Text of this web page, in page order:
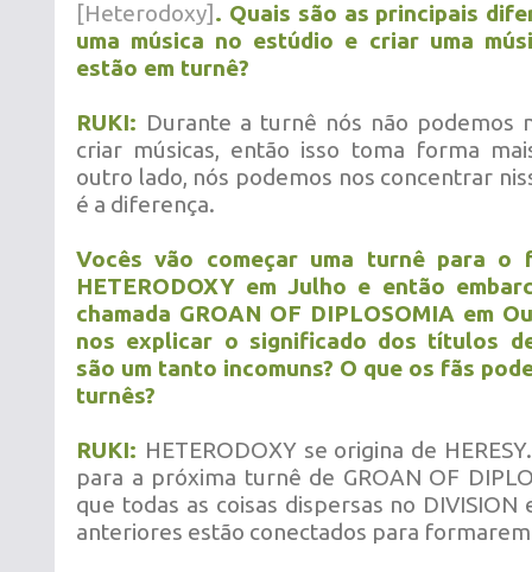
[Heterodoxy] . Quais são as principais
uma música no estúdio e criar uma
estão em turnê?
RUKI: Durante a turnê nós não podemos
criar músicas, então isso toma forma
outro lado, nós podemos nos concentrar
é a diferença.
Vocês vão começar uma turnê para o
HETERODOXY em Julho e então
chamada GROAN OF DIPLOSOMIA em
nos explicar o significado dos títulos
são um tanto incomuns? O que os fãs
turnês?
RUKI: HETERODOXY se origina de
para a próxima turnê de GROAN OF
que todas as coisas dispersas no
anteriores estão conectados para